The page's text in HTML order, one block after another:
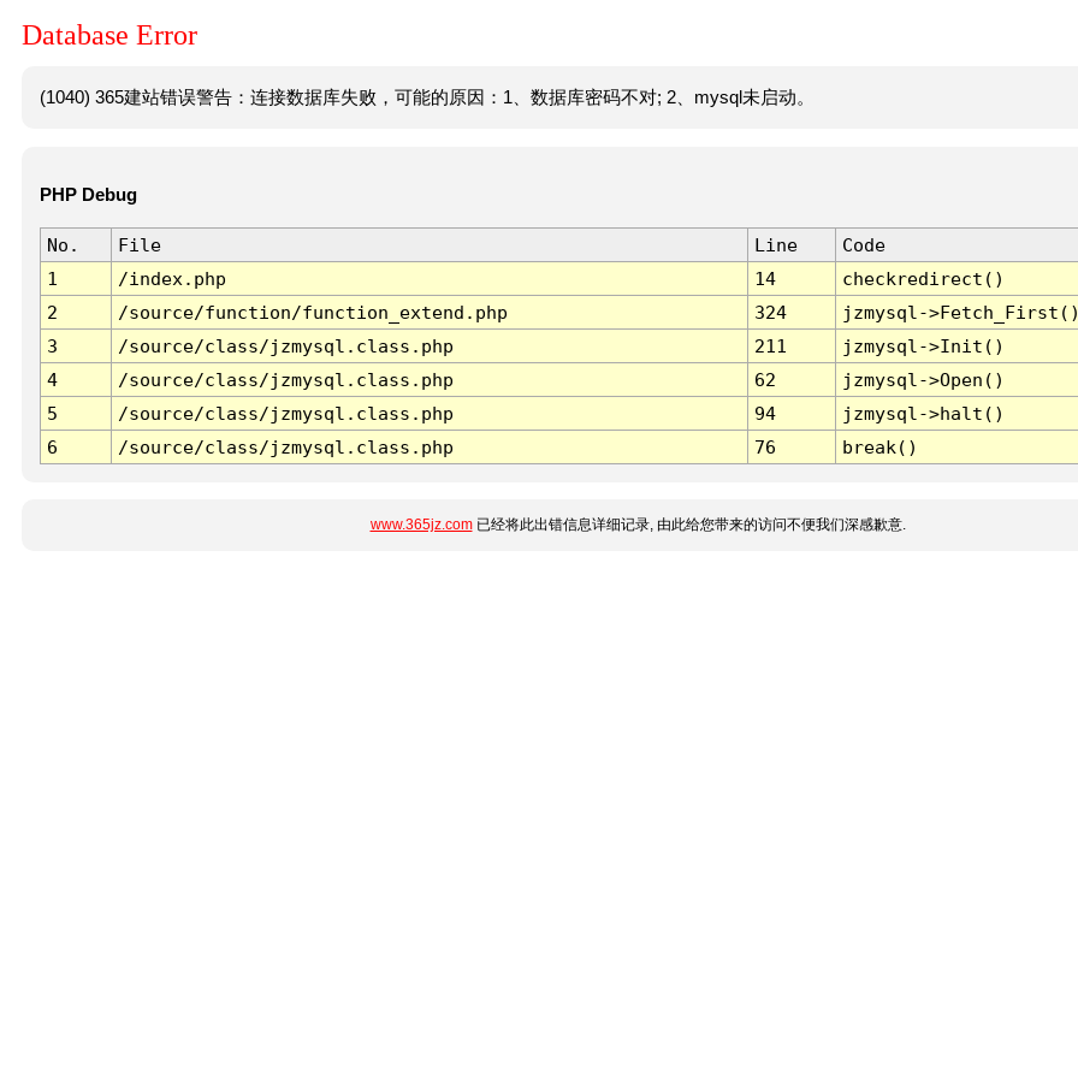
Database Error
(1040) 365建站错误警告：连接数据库失败，可能的原因：1、数据库密码不对; 2、mysql未启动。
PHP Debug
No. File Line
Code
1
/index.php 14
checkredirect()
2
/source/function/function_extend.php 324
jzmysql-
3
/source/class/jzmysql.class.php 211
jzmysql->Init()
4
/source/class/jzmysql.class.php 62
jzmysql->Open()
5
/source/class/jzmysql.class.php 94
jzmysql->halt()
6
/source/class/jzmysql.class.php 76 break()
www.365jz.com已经将此出错信息详细记录, 由此给您带来的访问不便我们深感歉意.